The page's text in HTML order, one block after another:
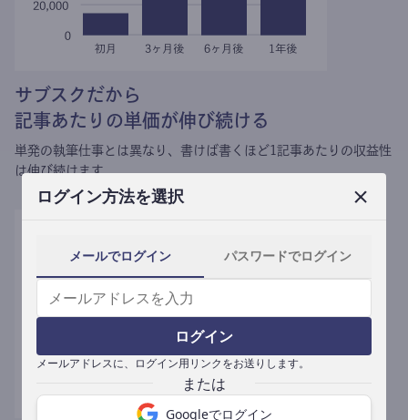
ログイン方法を選択
メールでログイン パスワードでログイン
ログイン
メールアドレスに、ログイン用リンクをお送りします。
Googleでログイン
サブスクだから
記事あたりの単価が伸び続ける
単発の執筆仕事とは異なり、 書けば書くほど1記事あたりの収益性
は伸び続けます。